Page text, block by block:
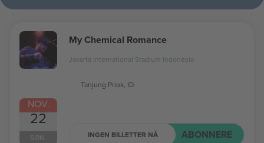
NOV.
22
SØN.
My Chemical Romance
Jakarta International Stadium Indonesia
Tanjung Priok, ID
INGEN BILLETTER NÅ ABONNERE